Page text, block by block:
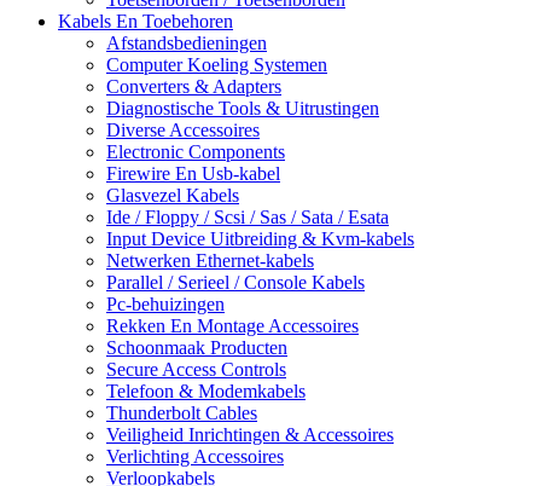
Kabels En Toebehoren
Afstandsbedieningen
Computer Koeling Systemen
Converters & Adapters
Diagnostische Tools & Uitrustingen
Diverse Accessoires
Electronic Components
Firewire En Usb-kabel
Glasvezel Kabels
Ide / Floppy / Scsi / Sas / Sata / Esata
Input Device Uitbreiding & Kvm-kabels
Netwerken Ethernet-kabels
Parallel / Serieel / Console Kabels
Pc-behuizingen
Rekken En Montage Accessoires
Schoonmaak Producten
Secure Access Controls
Telefoon & Modemkabels
Thunderbolt Cables
Veiligheid Inrichtingen & Accessoires
Verlichting Accessoires
Verloopkabels